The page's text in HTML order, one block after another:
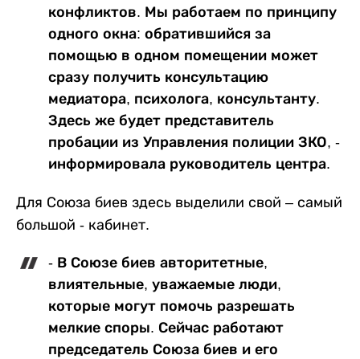
конфликтов. Мы работаем по принципу
одного окна: обратившийся за
помощью в одном помещении может
сразу получить консультацию
медиатора, психолога, консультанту.
Здесь же будет представитель
пробации из Управления полиции ЗКО, -
информировала руководитель центра.
Для Союза биев здесь выделили свой – самый
большой - кабинет.
- В Союзе биев авторитетные,
влиятельные, уважаемые люди,
которые могут помочь разрешать
мелкие споры. Сейчас работают
председатель Союза биев и его